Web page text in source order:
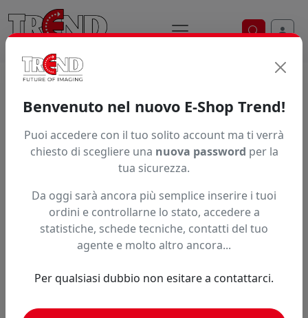
Ricerca
INCHIOSTRO MIMAKI LUS-170
Benvenuto nel nuovo E-Shop Trend!
Puoi accedere con il tuo solito account ma ti verrà
chiesto di scegliere una nuova password per la
tua sicurezza.
Da oggi sarà ancora più semplice inserire i tuoi
ordini e controllarne lo stato, accedere a
statistiche, schede tecniche, contatti del tuo
agente e molto altro ancora...
Per qualsiasi dubbio non esitare a contattarci.